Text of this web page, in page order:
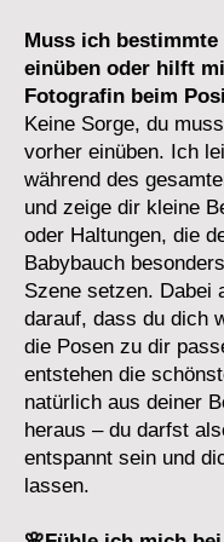
Muss ich bestimmte
einüben oder hilft
Fotografin beim
​Keine Sorge, du
vorher einüben. Ich
während des
und zeige dir kleine
oder Haltungen, die
Babybauch
Szene setzen. Dabei
darauf, dass du dich
die Posen zu dir
entstehen die
natürlich aus deiner
heraus – du darfst
entspannt sein und
lassen.